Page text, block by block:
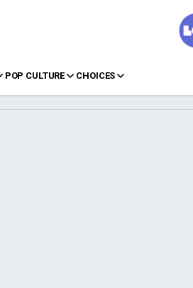
POP CULTURE CHOICES